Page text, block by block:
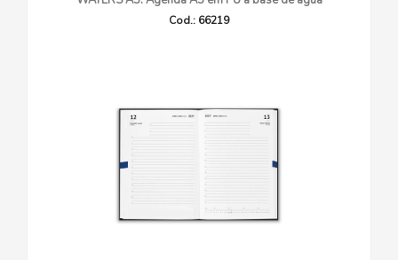
Cod.: 66219